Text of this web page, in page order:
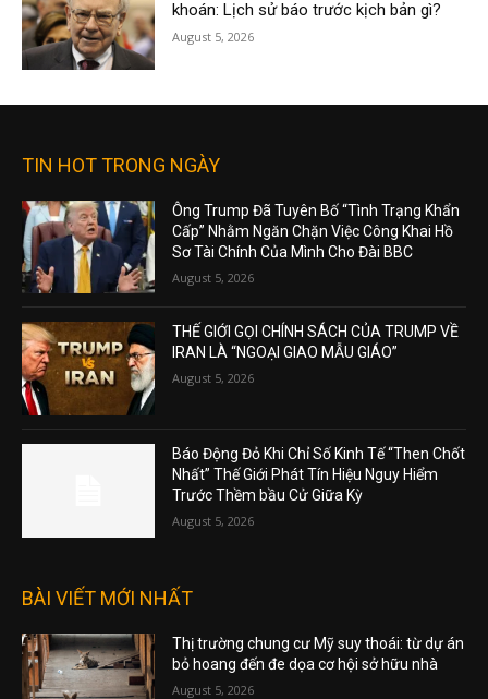
khoán: Lịch sử báo trước kịch bản gì?
August 5, 2026
TIN HOT TRONG NGÀY
Ông Trump Đã Tuyên Bố “Tình Trạng Khẩn
Cấp” Nhằm Ngăn Chặn Việc Công Khai Hồ
Sơ Tài Chính Của Mình Cho Đài BBC
August 5, 2026
THẾ GIỚI GỌI CHÍNH SÁCH CỦA TRUMP VỀ
IRAN LÀ “NGOẠI GIAO MẪU GIÁO”
August 5, 2026
Báo Động Đỏ Khi Chỉ Số Kinh Tế “Then Chốt
Nhất” Thế Giới Phát Tín Hiệu Nguy Hiểm
Trước Thềm bầu Cử Giữa Kỳ
August 5, 2026
BÀI VIẾT MỚI NHẤT
Thị trường chung cư Mỹ suy thoái: từ dự án
bỏ hoang đến đe dọa cơ hội sở hữu nhà
August 5, 2026